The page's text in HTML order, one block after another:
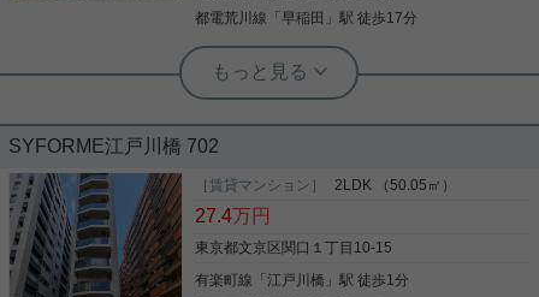
られずに荷物を受け取ることができます。二口コン
ロが付いている物件です。住まいは文京区で選びた
い。そんな方は地元に強い実用春日ホーム小石川店
にご連絡ください。気になる条件があればお気軽に
スタッフまでお伝えください。
都電荒川線 「早稲田 」駅 徒歩17分
実用春日ホーム 茗荷谷店 堀田枝里
文京区の閑静な高台に佇む分譲マンシ
☆ 70㎡以上の3LDK！ 床暖房や食洗器、ディスポー
ザー等、室内設備は分譲賃貸ならでは！！ 南向き、
北向きにバルコニーあり！ 機械式駐車場も1台確保
されております☆ ※サイズはご確認ください。 お気
談もお気軽にどうぞ★ 実用春日ホーム株式会社 茗
写真(9)
SYFORME江戸川橋 702
［賃貸マンション］ 2LDK （50.05㎡）
27.4万円
東京都文京区関口１丁目10-15
有楽町線 「江戸川橋 」駅 徒歩1分